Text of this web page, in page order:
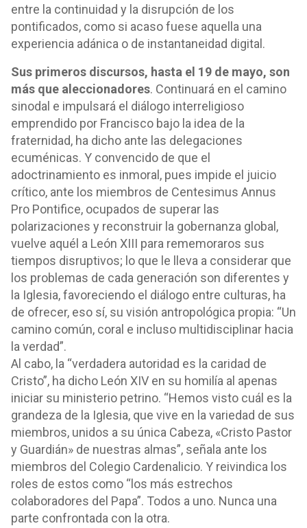
entre la continuidad y la disrupción de los
pontificados, como si acaso fuese aquella una
experiencia adánica o de instantaneidad digital.
Sus primeros discursos, hasta el 19 de mayo, son
más que aleccionadores. Continuará en el camino
sinodal e impulsará el diálogo interreligioso
emprendido por Francisco bajo la idea de la
fraternidad, ha dicho ante las delegaciones
ecuménicas. Y convencido de que el
adoctrinamiento es inmoral, pues impide el juicio
crítico, ante los miembros de Centesimus Annus
Pro Pontifice, ocupados de superar las
polarizaciones y reconstruir la gobernanza global,
vuelve aquél a León XIII para rememoraros sus
tiempos disruptivos; lo que le lleva a considerar que
los problemas de cada generación son diferentes y
la Iglesia, favoreciendo el diálogo entre culturas, ha
de ofrecer, eso sí, su visión antropológica propia: “Un
camino común, coral e incluso multidisciplinar hacia
la verdad”.
Al cabo, la “verdadera autoridad es la caridad de
Cristo”, ha dicho León XIV en su homilía al apenas
iniciar su ministerio petrino. “Hemos visto cuál es la
grandeza de la Iglesia, que vive en la variedad de sus
miembros, unidos a su única Cabeza, «Cristo Pastor
y Guardián» de nuestras almas”, señala ante los
miembros del Colegio Cardenalicio. Y reivindica los
roles de estos como “los más estrechos
colaboradores del Papa”. Todos a uno. Nunca una
parte confrontada con la otra.